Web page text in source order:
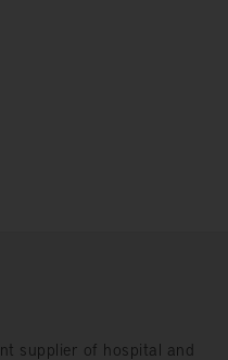
supplier of hospital and